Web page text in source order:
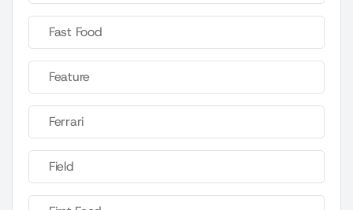
Fast Food
Feature
Ferrari
Field